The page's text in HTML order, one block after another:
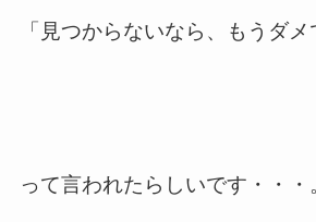
「見つからないなら、もうダメ
って言われたらしいです・・・